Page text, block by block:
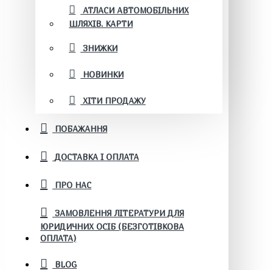
АТЛАСИ АВТОМОБІЛЬНИХ
ШЛЯХІВ. КАРТИ
ЗНИЖКИ
НОВИНКИ
ХІТИ ПРОДАЖУ
ПОБАЖАННЯ
ДОСТАВКА І ОПЛАТА
ПРО НАС
ЗАМОВЛЕННЯ ЛІТЕРАТУРИ ДЛЯ
ЮРИДИЧНИХ ОСІБ (БЕЗГОТІВКОВА
ОПЛАТА)
BLOG